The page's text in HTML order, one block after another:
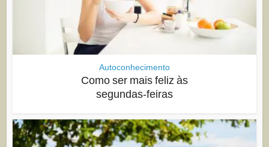
Autoconhecimento
Como ser mais feliz às
segundas-feiras